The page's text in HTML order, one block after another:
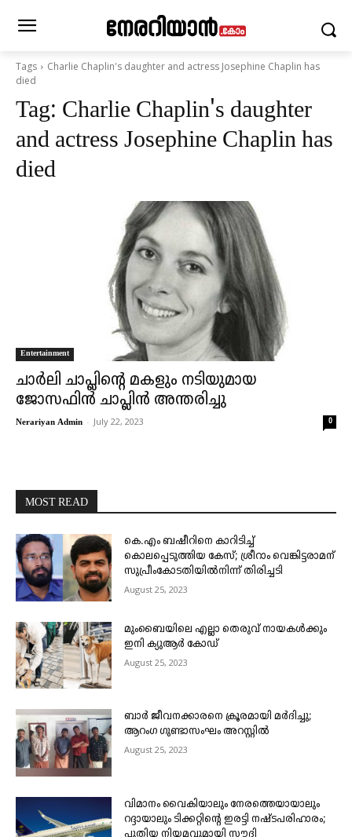
Tags
Charlie Chaplin's daughter and actress Josephine Chaplin has
died
Tag: Charlie Chaplin's daughter
and actress Josephine Chaplin has
died
Entertainment
ചാർലി ചാപ്ലിന്റെ മകളും നടിയുമായ
ജോസഫിന്‍ ചാപ്ലിൻ അന്തരിച്ചു
Nerariyan Admin - July 22, 2023 0
MOST READ
കെ.എം ബഷീറിനെ കാറിടിച്ച്
കൊലപ്പെടുത്തിയ കേസ്; ശ്രീറാം വെങ്കിട്ടരാമന്
സുപ്രീംകോടതിയിൽനിന്ന് തിരിച്ചടി
August 25, 2023
മുംബൈയിലെ എല്ലാ തെരുവ് നായകൾക്കും
ഇനി ക്യുആർ കോഡ്
August 25, 2023
ബാർ ജീവനക്കാരനെ ക്രൂരമായി മർദിച്ചു;
ആറംഗ ഗുണ്ടാസംഘം അറസ്റ്റിൽ
August 25, 2023
വിമാനം വൈകിയാലും നേരത്തെയായാലും
റദ്ദായാലും ടിക്കറ്റിന്റെ ഇരട്ടി നഷ്ടപരിഹാരം;
പുതിയ നിയമവുമായി സൗദി